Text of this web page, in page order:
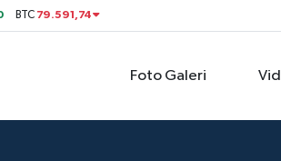
BTC 79.591,74
Foto Galeri